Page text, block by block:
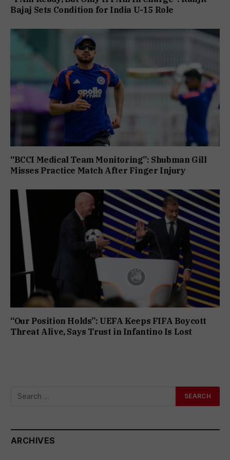
Bajaj Sets Condition for India U-15 Role
“BCCI Medical Team Monitoring”: Shubman Gill
Misses Practice Match After Finger Injury
“Our Position Holds”: UEFA Keeps FIFA Boycott
Threat Alive, Says Trust in Infantino Is Lost
ARCHIVES